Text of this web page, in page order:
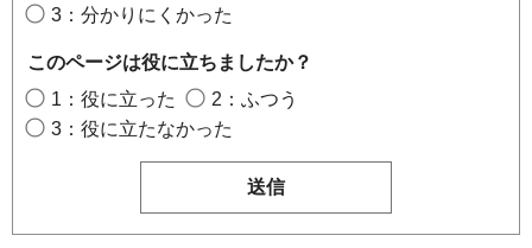
3：分かりにくかった
このページは役に立ちましたか？
1：役に立った
2：ふつう
3：役に立たなかった